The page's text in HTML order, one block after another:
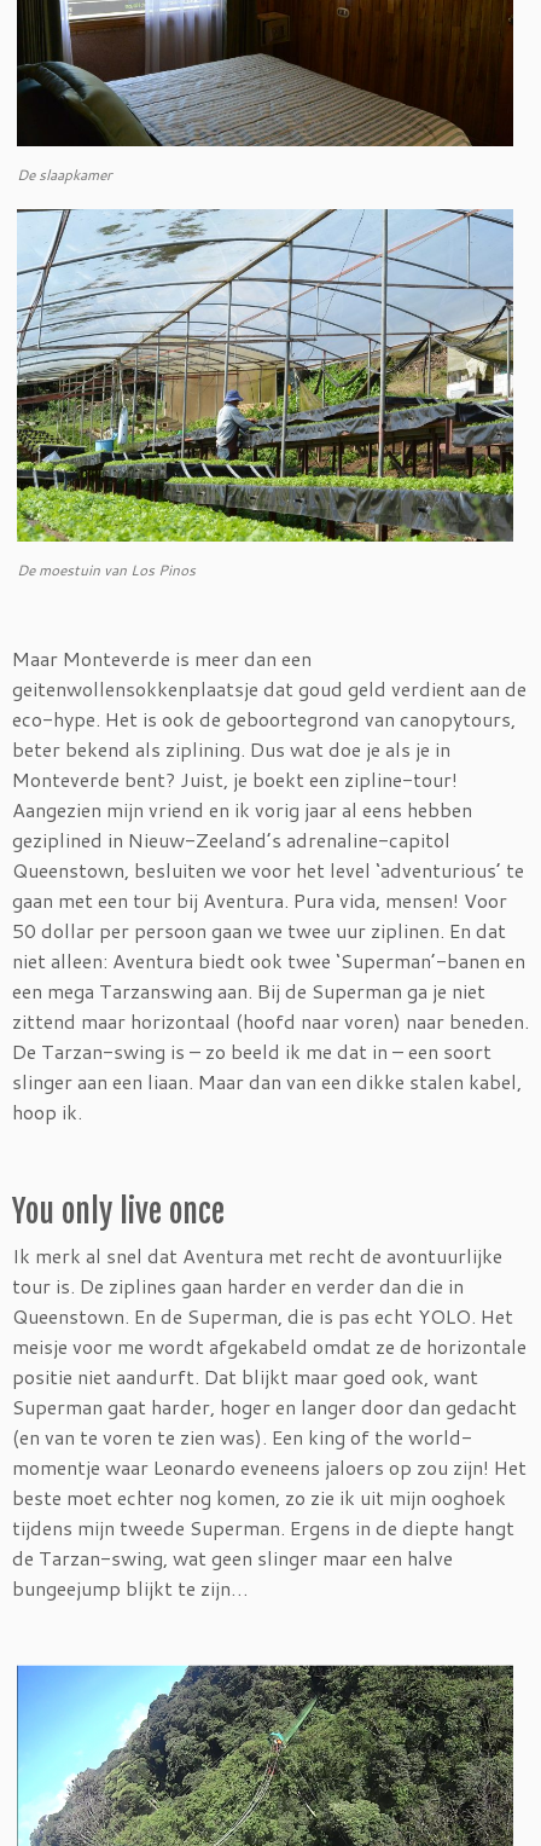
De slaapkamer
De moestuin van Los Pinos
Maar Monteverde is meer dan een
geitenwollensokkenplaatsje dat goud geld verdient aan de
eco-hype. Het is ook de geboortegrond van canopytours,
beter bekend als ziplining. Dus wat doe je als je in
Monteverde bent? Juist, je boekt een zipline-tour!
Aangezien mijn vriend en ik vorig jaar al eens hebben
geziplined in Nieuw-Zeeland’s adrenaline-capitol
Queenstown, besluiten we voor het level ‘adventurious’ te
gaan met een tour bij Aventura. Pura vida, mensen! Voor
50 dollar per persoon gaan we twee uur ziplinen. En dat
niet alleen: Aventura biedt ook twee ‘Superman’-banen en
een mega Tarzanswing aan. Bij de Superman ga je niet
zittend maar horizontaal (hoofd naar voren) naar beneden.
De Tarzan-swing is – zo beeld ik me dat in – een soort
slinger aan een liaan. Maar dan van een dikke stalen kabel,
hoop ik.
You only live once
Ik merk al snel dat Aventura met recht de avontuurlijke
tour is. De ziplines gaan harder en verder dan die in
Queenstown. En de Superman, die is pas echt YOLO. Het
meisje voor me wordt afgekabeld omdat ze de horizontale
positie niet aandurft. Dat blijkt maar goed ook, want
Superman gaat harder, hoger en langer door dan gedacht
(en van te voren te zien was). Een king of the world-
momentje waar Leonardo eveneens jaloers op zou zijn! Het
beste moet echter nog komen, zo zie ik uit mijn ooghoek
tijdens mijn tweede Superman. Ergens in de diepte hangt
de Tarzan-swing, wat geen slinger maar een halve
bungeejump blijkt te zijn…